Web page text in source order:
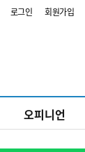
로그인 회원가입
오피니언